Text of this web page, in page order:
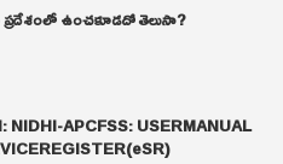
ప్రదేశంలో ఉంచకూడదో తెలుసా?
APCFSS: USERMANUAL